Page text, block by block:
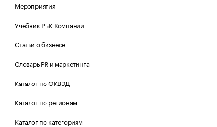
Мероприятия
Учебник РБК Компании
Статьи о бизнесе
Словарь PR и маркетинга
Каталог по ОКВЭД
Каталог по регионам
Каталог по категориям